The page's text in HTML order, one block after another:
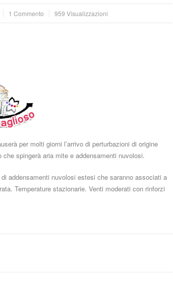
1 Commento 959 Visualizzazioni
per molti giorni l’arrivo di perturbazioni di origine
spingerà aria mite e addensamenti nuvolosi.
addensamenti nuvolosi estesi che saranno associati a
Temperature stazionarie. Venti moderati con rinforzi